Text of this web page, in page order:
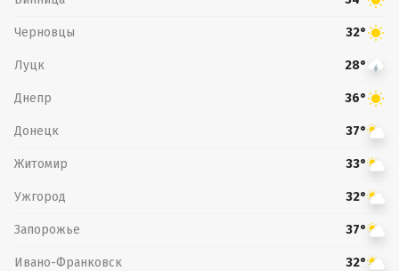
Черновцы 32°
Луцк 28°
Днепр 36°
Донецк 37°
Житомир 33°
Ужгород 32°
Запорожье 37°
Ивано-Франковск 32°